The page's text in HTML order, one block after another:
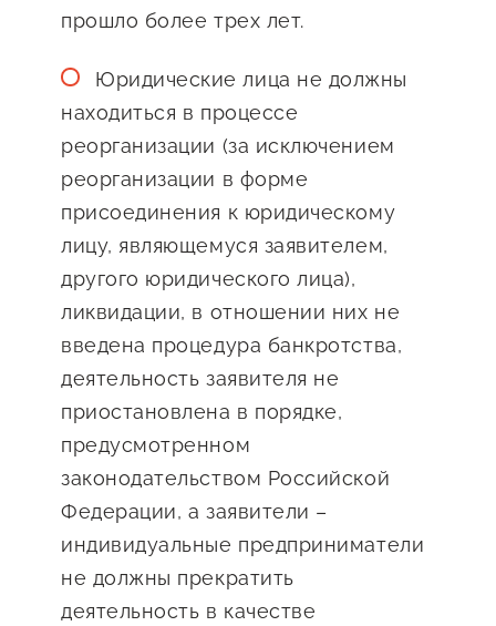
прошло более трех лет.
Юридические лица не должны
находиться в процессе
реорганизации (за исключением
реорганизации в форме
присоединения к юридическому
лицу, являющемуся заявителем,
другого юридического лица),
ликвидации, в отношении них не
введена процедура банкротства,
деятельность заявителя не
приостановлена в порядке,
предусмотренном
законодательством Российской
Федерации, а заявители –
индивидуальные предприниматели
не должны прекратить
деятельность в качестве